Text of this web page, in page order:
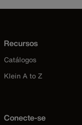
Recursos
Catálogos
Klein A to Z
Conecte-se